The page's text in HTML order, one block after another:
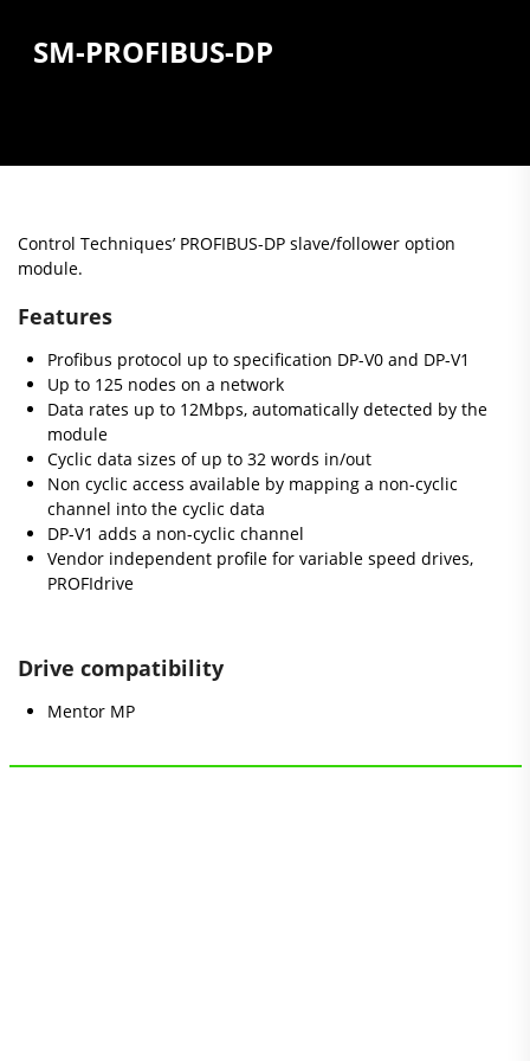
SM-PROFIBUS-DP
Control Techniques’ PROFIBUS-DP slave/follower option
module.
Features
Profibus protocol up to specification DP-V0 and DP-V1
Up to 125 nodes on a network
Data rates up to 12Mbps, automatically detected by the
module
Cyclic data sizes of up to 32 words in/out
Non cyclic access available by mapping a non-cyclic
channel into the cyclic data
DP-V1 adds a non-cyclic channel
Vendor independent profile for variable speed drives,
PROFIdrive
Drive compatibility
Mentor MP